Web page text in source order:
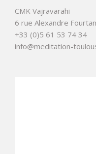
CMK Vajravarahi
6 rue Alexandre
+33 (0)5 61 53 74 34
info@meditation-